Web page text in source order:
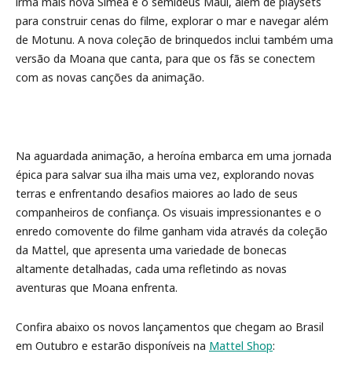
para construir cenas do filme, explorar o mar e navegar além
de Motunu. A nova coleção de brinquedos inclui também uma
versão da Moana que canta, para que os fãs se conectem
com as novas canções da animação.
Na aguardada animação, a heroína embarca em uma jornada
épica para salvar sua ilha mais uma vez, explorando novas
terras e enfrentando desafios maiores ao lado de seus
companheiros de confiança. Os visuais impressionantes e o
enredo comovente do filme ganham vida através da coleção
da Mattel, que apresenta uma variedade de bonecas
altamente detalhadas, cada uma refletindo as novas
aventuras que Moana enfrenta.
Confira abaixo os novos lançamentos que chegam ao Brasil
em Outubro e estarão disponíveis na Mattel Shop: